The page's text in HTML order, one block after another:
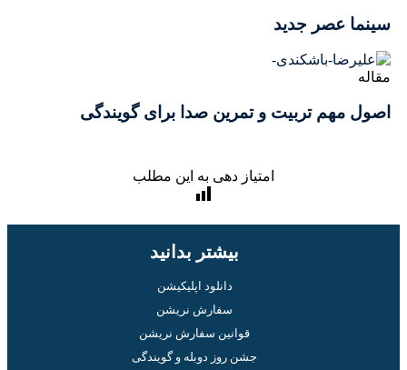
عصر جدید
مهم تربیت و تمرین صدا برای گویندگی
امتیاز دهی به این مطلب
بیشتر بدانید
دانلود اپلیکیشن
سفارش نریشن
قوانین سفارش نریشن
جشن روز دوبله و گویندگی